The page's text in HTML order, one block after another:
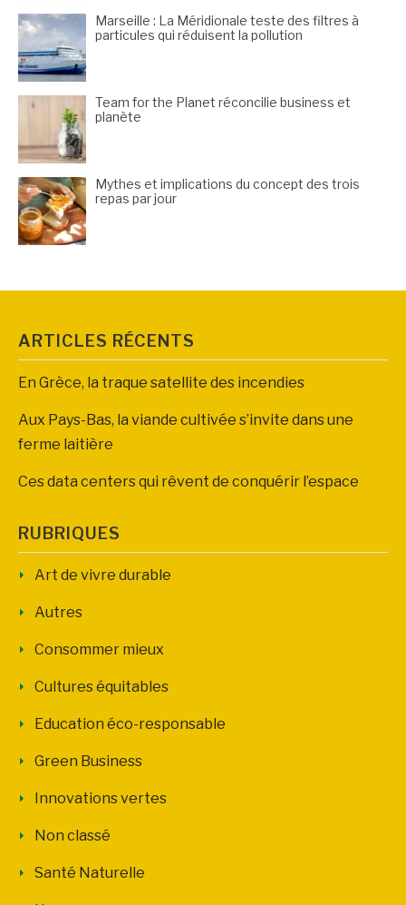
Marseille : La Méridionale teste des filtres à
particules qui réduisent la pollution
Team for the Planet réconcilie business et
planète
Mythes et implications du concept des trois
repas par jour
ARTICLES RÉCENTS
En Grèce, la traque satellite des incendies
Aux Pays-Bas, la viande cultivée s’invite dans une
ferme laitière
Ces data centers qui rêvent de conquérir l’espace
RUBRIQUES
Art de vivre durable
Autres
Consommer mieux
Cultures équitables
Education éco-responsable
Green Business
Innovations vertes
Non classé
Santé Naturelle